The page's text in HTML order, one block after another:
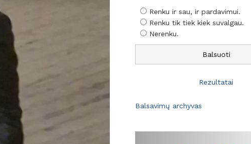
Renku ir sau, ir pardavimui.
Renku tik tiek kiek suvalgau.
Nerenku.
Rezultatai
Balsavimų archyvas